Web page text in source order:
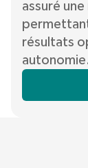
assuré
résultats